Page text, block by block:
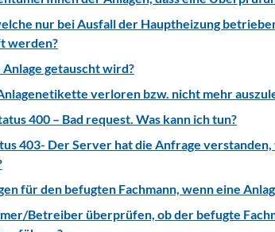
nur bei Ausfall der Hauptheizung
werden?
getauscht wird?
verloren bzw. nicht mehr
400 – Bad request. Was kann ich tun?
403- Der Server hat die Anfrage verstanden,
für den befugten Fachmann, wenn eine
Betreiber überprüfen, ob der befugte